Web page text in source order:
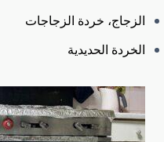
الزجاج، خردة الزجاجات
الخردة الحديدية